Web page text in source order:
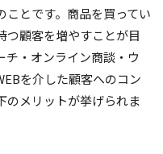
ことです。商品を買ってい
つ顧客を増やすことが目
チ・オンライン商談・ウ
を介した顧客へのコン
のメリットが挙げられま